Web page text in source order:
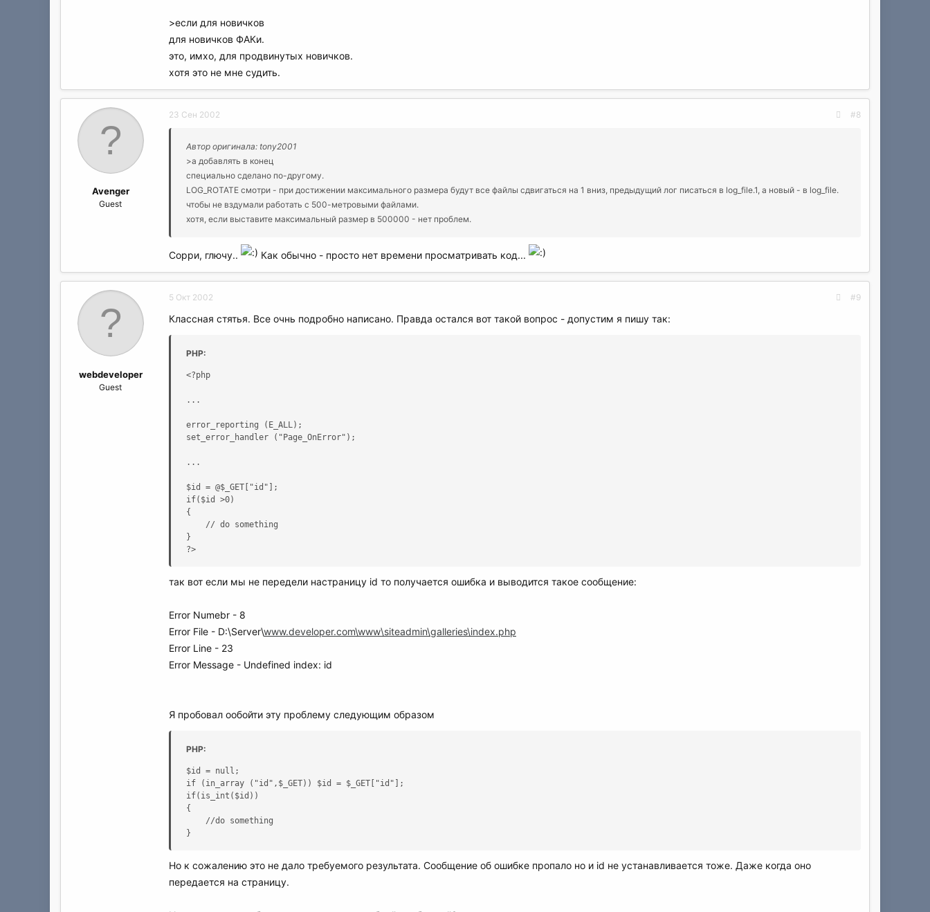
>если для новичков
для новичков ФАКи.
это, имхо, для продвинутых новичков.
хотя это не мне судить.
Avenger
Guest
23 Сен 2002 #8
Автор оригинала: tony2001
>а добавлять в конец
специально сделано по-другому.
LOG_ROTATE смотри - при достижении максимального размера будут все файлы сдвигаться на 1 вниз, предыдущий лог писаться в log_file.1, а новый - в log_file.
чтобы не вздумали работать с 500-метровыми файлами.
хотя, если выставите максимальный размер в 500000 - нет проблем.
Сорри, глючу.. Как обычно - просто нет времени просматривать код...
webdeveloper
Guest
5 Окт 2002 #9
Классная стятья. Все очнь подробно написано. Правда остался вот такой вопрос - допустим я пишу так:
PHP:
<?php
...
error_reporting (E_ALL);
set_error_handler ("Page_OnError");
...
$id = @$_GET["id"];
if($id >0)
{
}
?>
так вот если мы не передели настраницу id то получается ошибка и выводится такое сообщение:
Error Numebr - 8
Error File - D:\Server\www.developer.com\www\siteadmin\galleries\index.php
Error Line - 23
Error Message - Undefined index: id
Я пробовал ообойти эту проблему следующим образом
PHP:
$id = null;
if (in_array ("id",$_GET)) $id = $_GET["id"];
if(is_int($id))
{
}
Но к сожалению это не дало требуемого результата. Сообщение об ошибке пропало но и id не устанавливается тоже. Даже когда оно
передается на страницу.